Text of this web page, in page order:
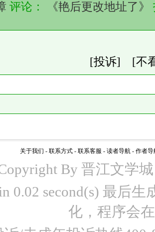
评论： 《艳后更改地址了》
[投诉]
[不
关于我们 - 联系方式 - 联系客服 - 读者导航 - 作者导
By 晋江文学
in 0.02 second(s) 最后
化，程序会